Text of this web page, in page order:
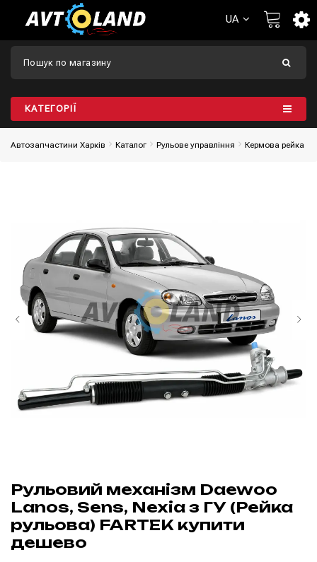
UA
КАТЕГОРІЇ
Автозапчастини Харків Каталог Рульове управління Кермова рейка
Рульовий механізм Daewoo
Lanos, Sens, Nexia з ГУ (Рейка
рульова) FARTEK купити
дешево